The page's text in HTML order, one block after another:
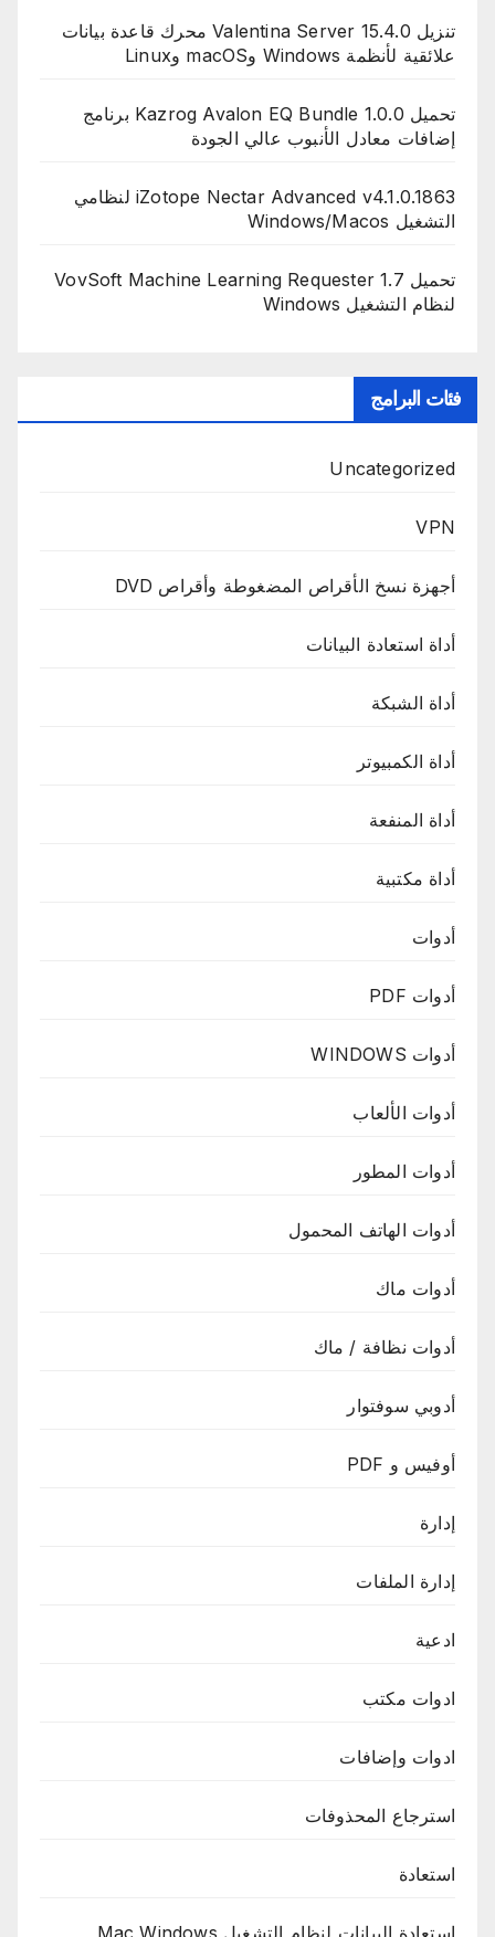
تنزيل Valentina Server 15.4.0 محرك قاعدة بيانات
علائقية لأنظمة Windows وmacOS وLinux
تحميل Kazrog Avalon EQ Bundle 1.0.0 برنامج
إضافات معادل الأنبوب عالي الجودة
iZotope Nectar Advanced v4.1.0.1863 لنظامي
التشغيل Windows/Macos
تحميل VovSoft Machine Learning Requester 1.7
لنظام التشغيل Windows
فئات البرامج
Uncategorized
VPN
أجهزة نسخ الأقراص المضغوطة وأقراص DVD
أداة استعادة البيانات
أداة الشبكة
أداة الكمبيوتر
أداة المنفعة
أداة مكتبية
أدوات
أدوات PDF
أدوات WINDOWS
أدوات الألعاب
أدوات المطور
أدوات الهاتف المحمول
أدوات ماك
أدوات نظافة / ماك
أدوبي سوفتوار
أوفيس و PDF
إدارة
إدارة الملفات
ادعية
ادوات مكتب
ادوات وإضافات
استرجاع المحذوفات
استعادة